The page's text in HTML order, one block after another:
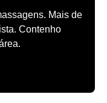
Mais de
Contenho